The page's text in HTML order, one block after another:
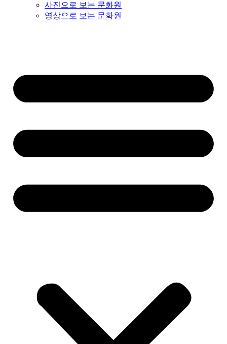
사진으로 보는 문화원
영상으로 보는 문화원